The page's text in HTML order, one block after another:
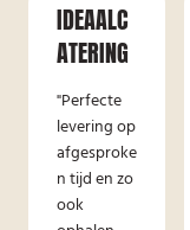
IDEAALC
ATERING
"Perfecte
levering op
afgesproke
n tijd en zo
ook